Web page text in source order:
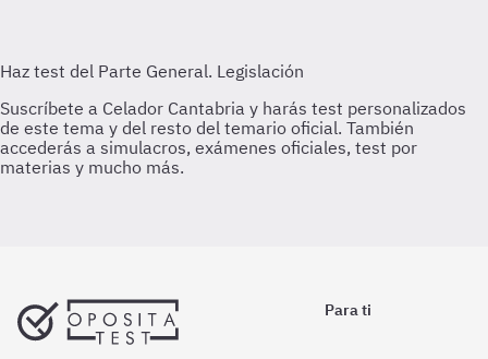
Para ti